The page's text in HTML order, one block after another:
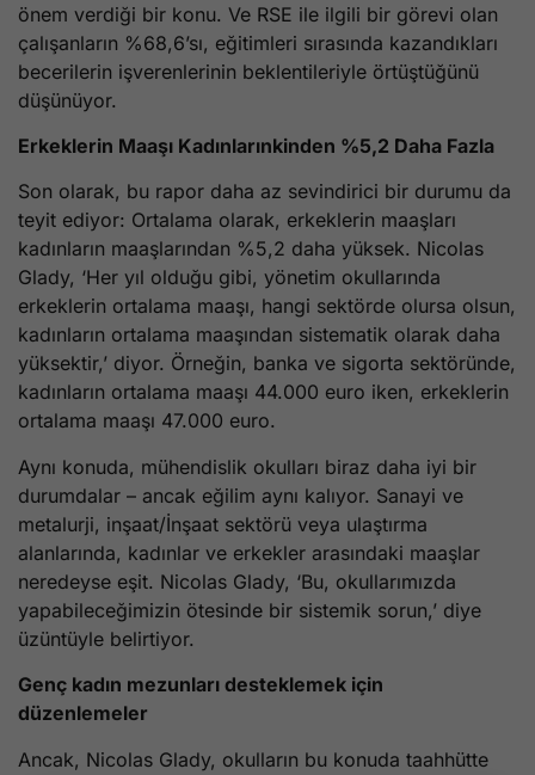
önem verdiği bir konu. Ve RSE ile ilgili bir görevi olan
çalışanların %68,6’sı, eğitimleri sırasında kazandıkları
becerilerin işverenlerinin beklentileriyle örtüştüğünü
düşünüyor.
Erkeklerin Maaşı Kadınlarınkinden %5,2 Daha Fazla
Son olarak, bu rapor daha az sevindirici bir durumu da
teyit ediyor: Ortalama olarak, erkeklerin maaşları
kadınların maaşlarından %5,2 daha yüksek. Nicolas
Glady, ‘Her yıl olduğu gibi, yönetim okullarında
erkeklerin ortalama maaşı, hangi sektörde olursa olsun,
kadınların ortalama maaşından sistematik olarak daha
yüksektir,’ diyor. Örneğin, banka ve sigorta sektöründe,
kadınların ortalama maaşı 44.000 euro iken, erkeklerin
ortalama maaşı 47.000 euro.
Aynı konuda, mühendislik okulları biraz daha iyi bir
durumdalar – ancak eğilim aynı kalıyor. Sanayi ve
metalurji, inşaat/İnşaat sektörü veya ulaştırma
alanlarında, kadınlar ve erkekler arasındaki maaşlar
neredeyse eşit. Nicolas Glady, ‘Bu, okullarımızda
yapabileceğimizin ötesinde bir sistemik sorun,’ diye
üzüntüyle belirtiyor.
Genç kadın mezunları desteklemek için
düzenlemeler
Ancak, Nicolas Glady, okulların bu konuda taahhütte